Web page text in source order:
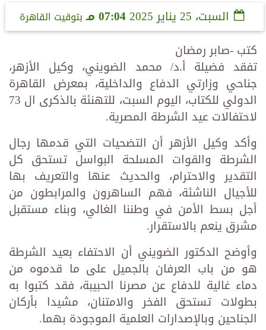
السبت، 25 يناير 2025 07:04 مـ بتوقيت القاهرة
كتب -صابر رمضان
تفقد فضيلة أ.د/ محمد الضويني، وكيل الأزهر،
جناحي وزارتي الدفاع والداخلية، بمعرض القاهرة
الدولي للكتاب، اليوم السبت، للتهنئة بالذكرى ال 73
لاحتفالات عيد الشرطة المصرية.
وأكد وكيل الأزهر أن التضحيات التي قدمها رجال
الشرطة والقوات المسلحة البواسل تستحق كل
التقدير والاحترام، والحديث عنها والتعريف بها
للأجيال الناشئة، فهم الساهرون والمرابطون من
أجل بسط الأمن في وطننا الغالي، وبناء مستقبل
مشرق ينعم بالاستقرار.
وأوضح الدكتور الضويني أن الاحتفاء بعيد الشرطة
هو من باب العرفان بالجميل على ما قدموه من
دماء غالية للدفاع عن مصرنا الحبيبة، فقد كتبوا به
بطولات تستحق الفخر والامتنان، مشيدا بأركان
الجناحين وبالإصدارات العلمية الموجودة بهما.